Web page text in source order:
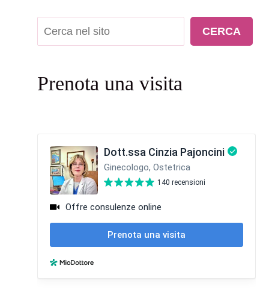
Cerca CERCA
Prenota una visita